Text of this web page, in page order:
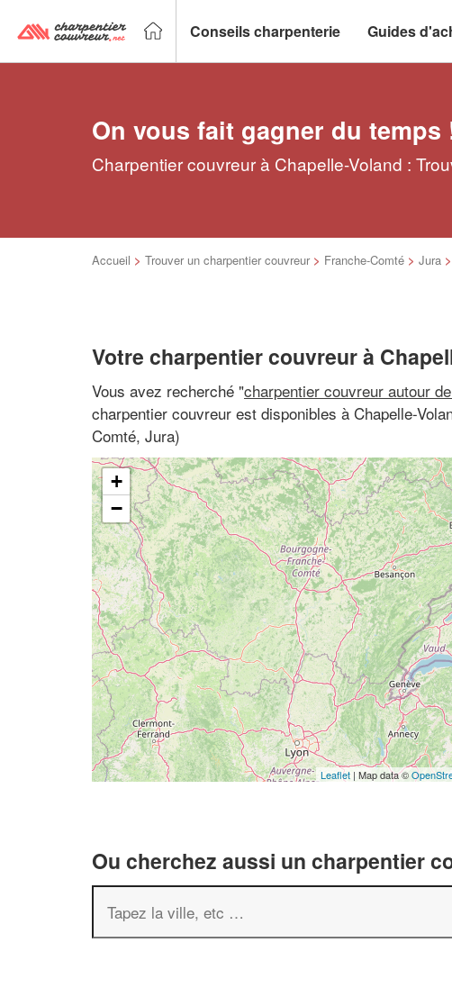
Conseils charpenterie Guides
On vous fait gagner du temps
Charpentier couvreur à Chapelle-Voland :
Accueil > Trouver un charpentier couvreur > Franche-Comté > Jura >
Votre charpentier couvreur à
Vous avez recherché "charpentier couvreur autour
charpentier couvreur est disponibles à Chapelle-
Comté, Jura)
+
−
Leaflet | Map data ©
Ou cherchez aussi un charpentier